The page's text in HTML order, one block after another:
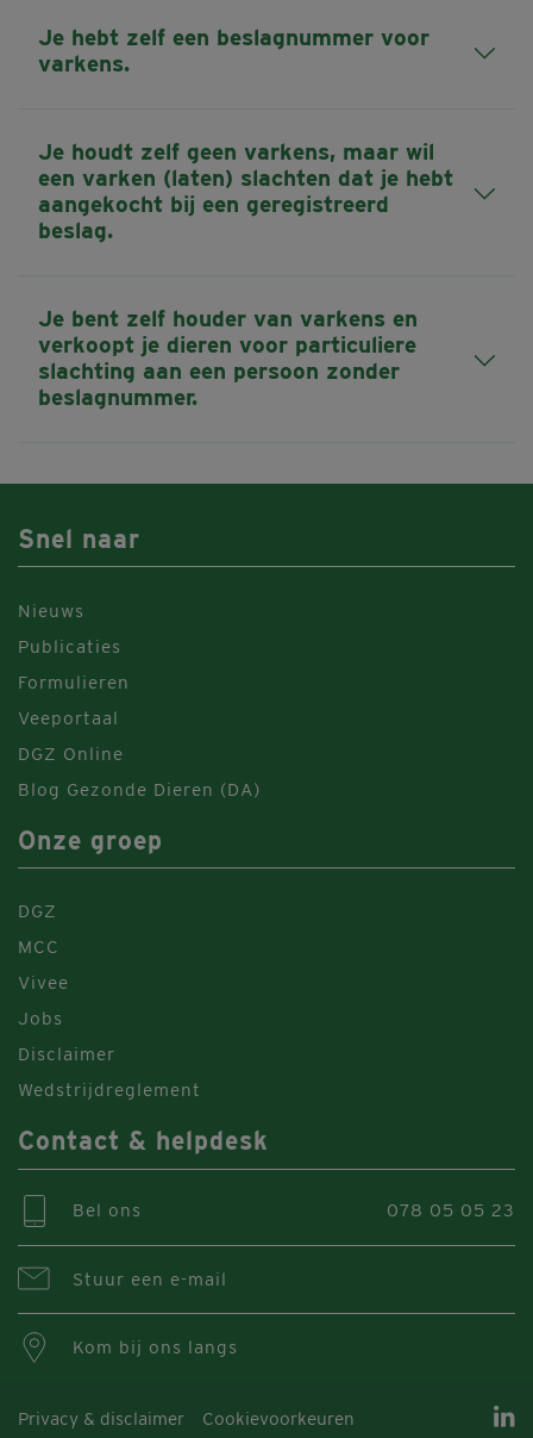
Je hebt zelf een beslagnummer voor
varkens.
Je houdt zelf geen varkens, maar wil
een varken (laten) slachten dat je hebt
aangekocht bij een geregistreerd
beslag.
Je bent zelf houder van varkens en
verkoopt je dieren voor particuliere
slachting aan een persoon zonder
beslagnummer.
Snel naar
Nieuws
Publicaties
Formulieren
Veeportaal
DGZ Online
Blog Gezonde Dieren (DA)
Onze groep
DGZ
MCC
Vivee
Jobs
Disclaimer
Wedstrijdreglement
Contact & helpdesk
Bel ons 078 05 05 23
Stuur een e-mail
Kom bij ons langs
Privacy & disclaimer Cookievoorkeuren